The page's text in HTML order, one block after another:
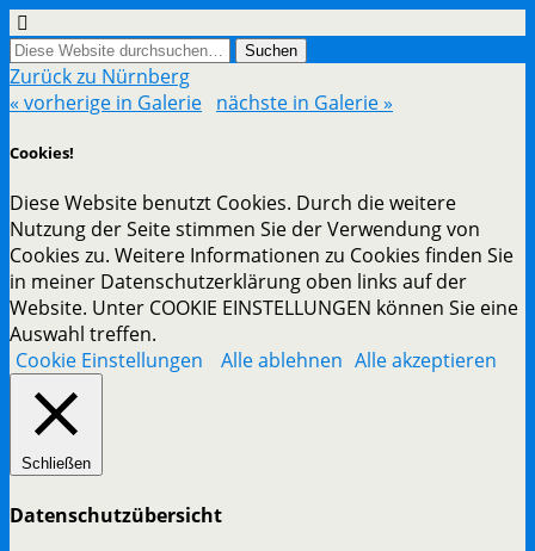
Zurück zu Nürnberg
« vorherige in Galerie nächste in Galerie »
Cookies!
Diese Website benutzt Cookies. Durch die weitere
Nutzung der Seite stimmen Sie der Verwendung von
Cookies zu. Weitere Informationen zu Cookies finden Sie
in meiner Datenschutzerklärung oben links auf der
Website. Unter COOKIE EINSTELLUNGEN können Sie eine
Auswahl treffen.
Cookie Einstellungen
Alle ablehnen Alle akzeptieren
Schließen
Datenschutzübersicht